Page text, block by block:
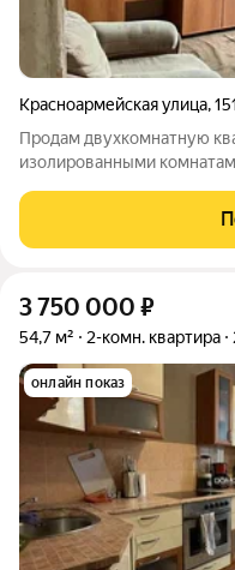
Красноармейская улица,
Продам двухкомнатную
изолированными
транспорта, магазин Смак,
Санузел раздельный. Чистая
3 750 000 ₽
54,7 м² 2-комн. квартира
онлайн показ